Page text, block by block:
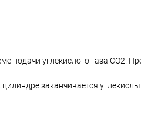
подачи углекислого газа СО2.
заканчивается